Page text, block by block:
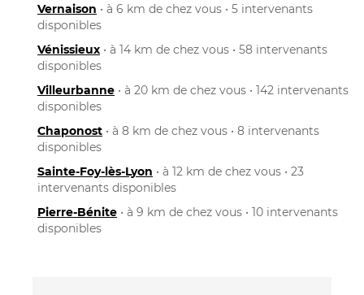
Vernaison • à 6 km de chez vous • 5 intervenants
disponibles
Vénissieux • à 14 km de chez vous • 58 intervenants
disponibles
Villeurbanne • à 20 km de chez vous • 142 intervenants
disponibles
Chaponost • à 8 km de chez vous • 8 intervenants
disponibles
Sainte-Foy-lès-Lyon • à 12 km de chez vous • 23
intervenants disponibles
Pierre-Bénite • à 9 km de chez vous • 10 intervenants
disponibles